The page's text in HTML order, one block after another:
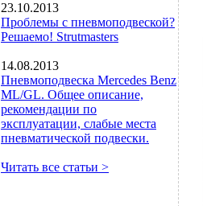
23.10.2013
Проблемы с пневмоподвеской?
Решаемо! Strutmasters
14.08.2013
Пневмоподвеска Mercedes Benz
ML/GL. Общее описание,
рекомендации по
эксплуатации, слабые места
пневматической подвески.
Читать все статьи >